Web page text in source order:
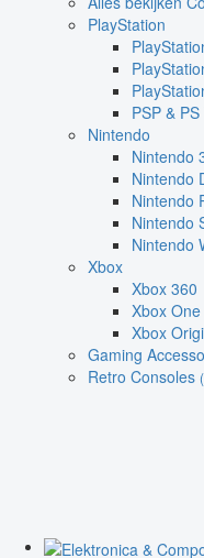
PlayStation
PSP &
Nintendo
Nintendo
Nintendo
Nintendo
Nintendo
Nintendo
Xbox
Xbox 360
Xbox
Xbox
Gaming
Retro Consoles